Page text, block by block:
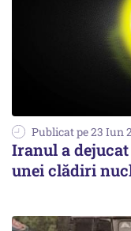
Publicat pe 23 Iun
Iranul a dejucat
unei clădiri